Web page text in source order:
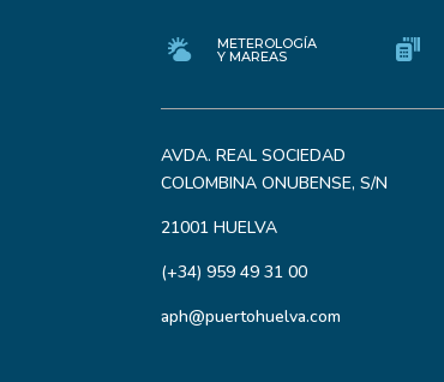
METEROLOGÍA
Y MAREAS
AVDA. REAL SOCIEDAD
COLOMBINA ONUBENSE, S/N
21001 HUELVA
(+34) 959 49 31 00
aph@puertohuelva.com